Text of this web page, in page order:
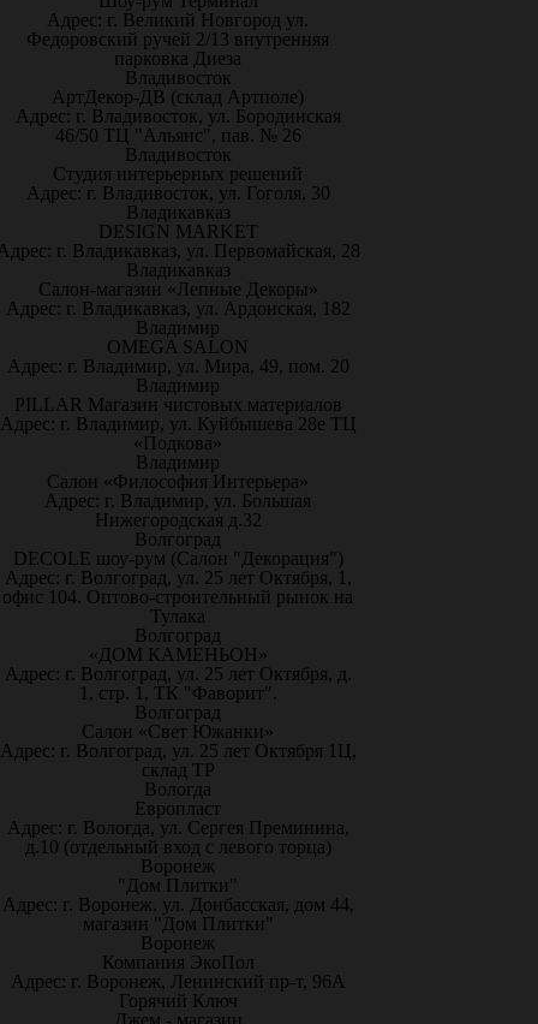
Адрес: г. Великий Новгород ул.
Федоровский ручей 2/13 внутренняя
парковка Диеза
Владивосток
АртДекор-ДВ (склад Артполе)
Адрес: г. Владивосток, ул. Бородинская
46/50 ТЦ "Альянс", пав. № 26
Владивосток
Студия интерьерных решений
Адрес: г. Владивосток, ул. Гоголя, 30
Владикавказ
DESIGN MARKET
г. Владикавказ, ул. Первомайская, 28
Владикавказ
Салон-магазин «Лепные Декоры»
Адрес: г. Владикавказ, ул. Ардонская, 182
Владимир
OMEGA SALON
Адрес: г. Владимир, ул. Мира, 49, пом. 20
Владимир
PILLAR Магазин чистовых материалов
Адрес: г. Владимир, ул. Куйбышева 28е ТЦ
«Подкова»
Владимир
Салон «Философия Интерьера»
Адрес: г. Владимир, ул. Большая
Нижегородская д.32
Волгоград
DECOLE шоу-рум (Салон "Декорация")
Адрес: г. Волгоград, ул. 25 лет Октября, 1,
офис 104. Оптово-строительный рынок на
Тулака
Волгоград
«ДОМ КАМЕНЬОН»
Адрес: г. Волгоград, ул. 25 лет Октября, д.
1, стр. 1, ТК "Фаворит".
Волгоград
Салон «Свет Южанки»
Адрес: г. Волгоград, ул. 25 лет Октября 1Ц,
склад ТР
Вологда
Европласт
Адрес: г. Вологда, ул. Сергея Преминина,
д.10 (отдельный вход с левого торца)
Воронеж
"Дом Плитки"
Адрес: г. Воронеж. ул. Донбасская, дом 44,
магазин "Дом Плитки"
Воронеж
Компания ЭкоПол
Адрес: г. Воронеж, Ленинский пр-т, 96А
Горячий Ключ
Джем - магазин